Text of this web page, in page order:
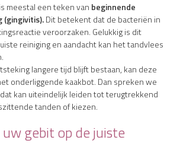
meestal een teken van beginnende
Dit betekent dat de bacteriën in
veroorzaken. Gelukkig is dit
reiniging en aandacht kan het tandvlees
langere tijd blijft bestaan, kan deze
onderliggende kaakbot. Dan spreken we
kan uiteindelijk leiden tot terugtrekkend
tanden of kiezen.
gebit op de juiste